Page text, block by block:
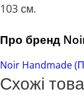
103 см.
Про бренд
Noir Handmade
Схожі